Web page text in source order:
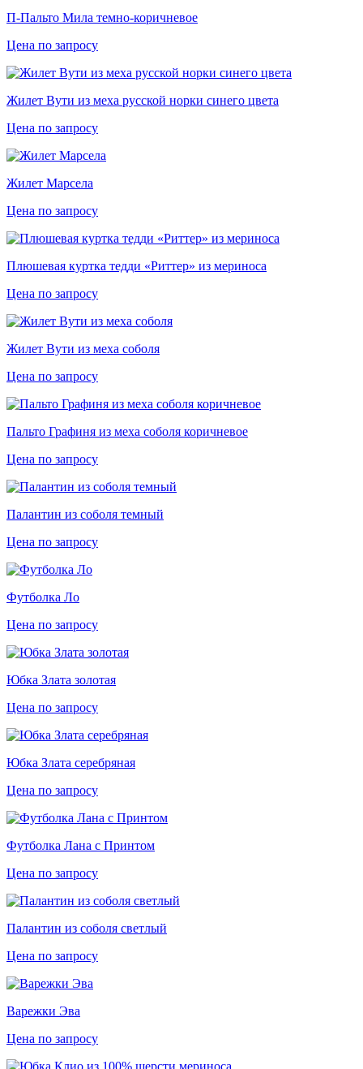
П-Пальто Мила темно-коричневое
Цена по запросу
Жилет Вути из меха русской норки синего цвета
Цена по запросу
Жилет Марсела
Цена по запросу
Плюшевая куртка тедди «Риттер» из мериноса
Цена по запросу
Жилет Вути из меха соболя
Цена по запросу
Пальто Графиня из меха соболя коричневое
Цена по запросу
Палантин из соболя темный
Цена по запросу
Футболка Ло
Цена по запросу
Юбка Злата золотая
Цена по запросу
Юбка Злата серебряная
Цена по запросу
Футболка Лана с Принтом
Цена по запросу
Палантин из соболя светлый
Цена по запросу
Варежки Эва
Цена по запросу